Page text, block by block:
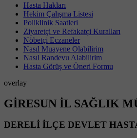
Hasta Hakları
Hekim Çalışma Listesi
Poliklinik Saatleri
Ziyaretçi ve Refakatçi Kuralları
Nöbetçi Eczaneler
Nasıl Muayene Olabilirim
Nasıl Randevu Alabilirim
Hasta Görüş ve Öneri Formu
overlay
GİRESUN İL SAĞLIK
DERELİ İLÇE DEVLET